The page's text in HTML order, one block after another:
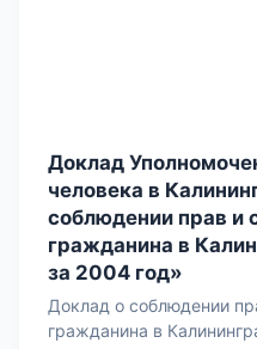
Доклад
человека в
соблюдении прав и
гражданина в
за 2004 год»
Доклад о соблюдении
гражданина в